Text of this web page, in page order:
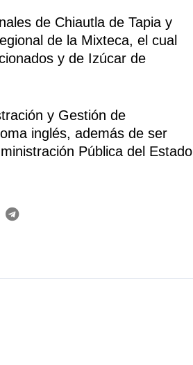
de Chiautla de Tapia y
de la Mixteca, el cual
y de Izúcar de
y Gestión de
inglés, además de ser
Pública del Estado